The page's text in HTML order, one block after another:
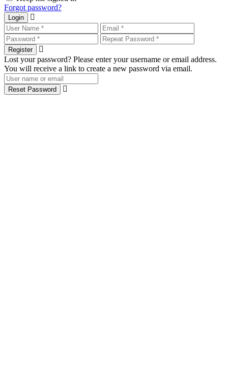
Forgot password?
Login
Register
Lost your password? Please enter your username or email address.
You will receive a link to create a new password via email.
Reset Password